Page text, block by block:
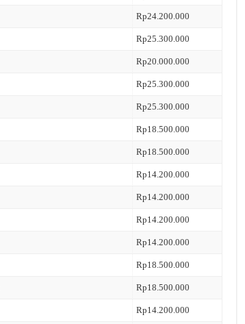
Rp24.200.000
Rp25.300.000
Rp20.000.000
Rp25.300.000
Rp25.300.000
Rp18.500.000
Rp18.500.000
Rp14.200.000
Rp14.200.000
Rp14.200.000
Rp14.200.000
Rp18.500.000
Rp18.500.000
Rp14.200.000